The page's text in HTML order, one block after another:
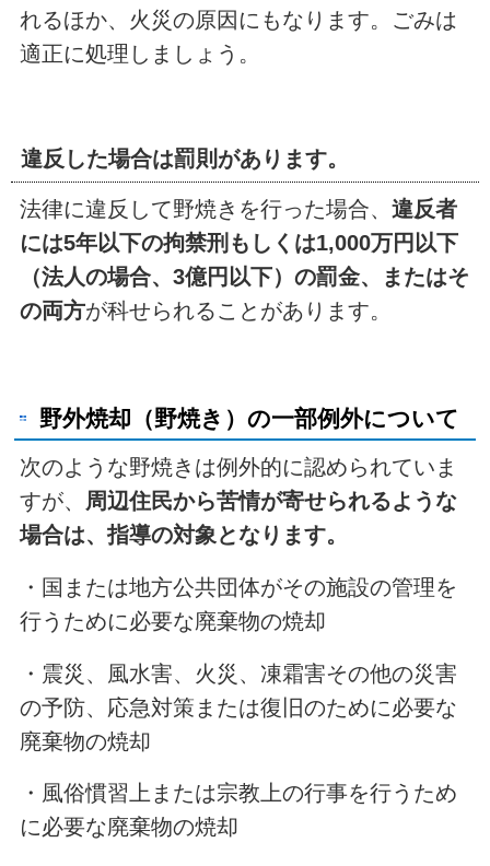
れるほか、火災の原因にもなります。ごみは
適正に処理しましょう。
違反した場合は罰則があります。
法律に違反して野焼きを行った場合、 違反者
には5年以下の拘禁刑もしくは1,000万円以下
（法人の場合、3億円以下）の罰金、またはそ
の両方が科せられることがあります。
野外焼却（野焼き）の一部例外について
次のような野焼きは例外的に認められていま
すが、 周辺住民から苦情が寄せられるような
場合は、指導の対象となります。
・国または地方公共団体がその施設の管理を
行うために必要な廃棄物の焼却
・震災、風水害、火災、凍霜害その他の災害
の予防、応急対策または復旧のために必要な
廃棄物の焼却
・風俗慣習上または宗教上の行事を行うため
に必要な廃棄物の焼却